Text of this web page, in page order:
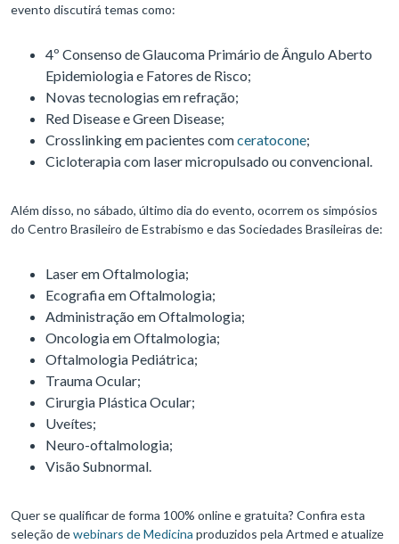
evento discutirá temas como:
4º Consenso de Glaucoma Primário de Ângulo Aberto
Epidemiologia e Fatores de Risco;
Novas tecnologias em refração;
Red Disease e Green Disease;
Crosslinking em pacientes comceratocone;
Cicloterapia com laser micropulsado ou convencional.
Além disso, no sábado, último dia do evento, ocorrem os simpósios
do Centro Brasileiro de Estrabismo e das Sociedades Brasileiras de:
Laser em Oftalmologia;
Ecografia em Oftalmologia;
Administração em Oftalmologia;
Oncologia em Oftalmologia;
Oftalmologia Pediátrica;
Trauma Ocular;
Cirurgia Plástica Ocular;
Uveítes;
Neuro-oftalmologia;
Visão Subnormal.
Quer se qualificar de forma 100% online e gratuita? Confira esta
seleção dewebinars de Medicina produzidos pela Artmed e atualize